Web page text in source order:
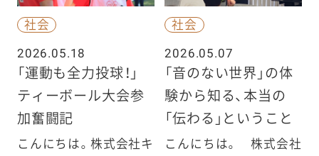
社会
2026.05.18
「運動も全力投球！」
ティーボール大会参
加奮闘記
こんにちは。株式会社キ
社会
2026.05.07
「音のない世界」の体
験から知る、本当の
「伝わる」ということ
こんにちは。 株式会社